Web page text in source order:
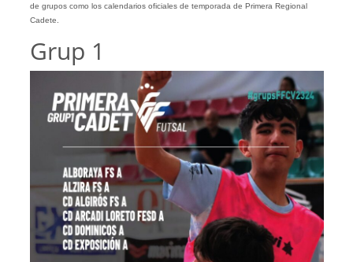
de grupos como los calendarios oficiales de temporada de Primera Regional
Cadete.
Grup 1